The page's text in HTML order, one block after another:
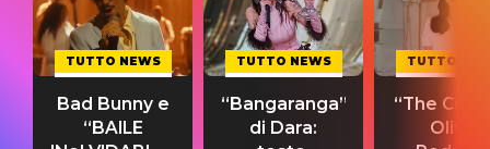
TUTTO NEWS
Bad Bunny e
“BAILE
TUTTO NEWS
“Bangaranga”
di Dara:
TUTTO
“The
Olivia